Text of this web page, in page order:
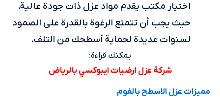
اختيار مكتب يقدم مواد عزل ذات جودة عالية،
حيث يجب أن تتمتع الرغوة بالقدرة على الصمود
لسنوات عديدة لحماية أسطحك من التلف.
يمكنك قراءة:
شركة عزل ارضيات ايبوكسي بالرياض
مميزات عزل الاسطح بالفوم